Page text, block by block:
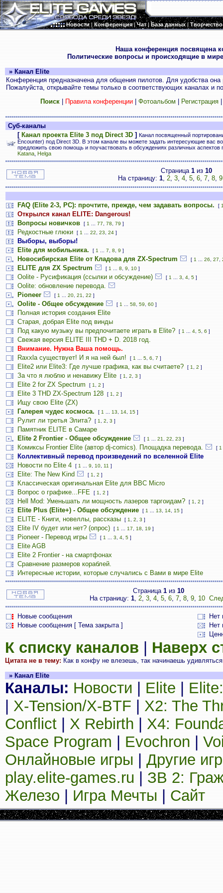
Новости|Конференция|Чат|База данных|Творчество
Наша конференция посвящена
Политические вопросы и происходящие в
» Канал Elite
Конференция предназначена для общения пилотов. Для удобства
Пожалуйста, открывайте темы только в соответствующих каналах и
Поиск| Правила конференции| Фотоальбом Регистрация
Суб-каналы
[ Канал проекта Elite 3 под Direct 3D ] Канал посвященный
Encounter) под Direct 3D. В этом канале вы можете задать интересующие вас
предложить свою помощь и поучаствовать в обсуждениях различных
Katana Helga
Страница 1 из 10
На страницу: 1, 2, 3, 4, 5, 6, 7, 8, 9
FAQ (Elite 2-3, PC): прочтите, прежде, чем задавать вопросы. [
Открылся канал ELITE: Dangerous!
Вопросы новичков
[ 1 77 78 79 ]
Редкостные глюки [ 1 22 23 24 ]
Выборы, выборы!
Elite для мобильника.
[ 1 7 8 9 ]
Новосибирская Elite от Кладова для ZX-Spectrum [ 1 26 27
ELITE для ZX Spectrum [ 1 8 9 10 ]
Oolite - Русификация (ссылки и обсуждение) [ 1 3 4 5 ]
Oolite: обновление перевода.
Pioneer
[ 1 20 21 22 ]
Oolite - Общее обсуждение [ 1 58 59 60 ]
Полная история создания Elite
Старая, добрая Elite под винды
Под какую музыку вы предпочитаете играть в Elite?
[ 1 4 5 6 ]
Свежая версия ELITE III THD + D. 2018 год.
Внимание. Нужна Ваша помощь.
Raxxla существует! И я на ней был!
[ 1 5 6 7 ]
Elite2 или Elite3: Где лучше графика, как вы считаете? [ 1 2 ]
За что я люблю и ненавижу Elite [ 1 2 3 ]
Elite 2 for ZX Spectrum [ 1 2 ]
Elite 3 THD ZX-Spectrum 128 [ 1 2 ]
Ищу свою Elite (ZX)
Галерея чудес космоса.
[ 1 13 14 15 ]
Рулит ли третья Элита? [ 1 2 3 ]
Памятник ELITE в Самаре
Elite 2 Frontier - Общее обсуждение
[ 1 21 22 23 ]
Комиксы Frontier Elite (автор dj-comics). Площадка перевода. [ 1
Коллективный перевод произведений по вселенной Elite
Новости по Elite 4
[ 1 9 10 11 ]
Elite: The New Kind [ 1 2 ]
Классическая оригинальная Elite для BBC Micro
Вопрос о графике...FFE
[ 1 2 ]
Hell Mod: Уменьшать ли мощность лазеров таргоидам? [ 1 2 ]
Elite Plus (Elite+) - Общее обсуждение [ 1 13 14 15 ]
ELITE - Книги, новеллы, рассказы [ 1 2 3 ]
Elite IV будет или нет? (опрос) [ 1 17 18 19 ]
Pioneer - Перевод игры [ 1 3 4 5 ]
Elite AGB
Elite 2 Frontier - на смартфонах
Сравнение размеров кораблей.
Интересные истории, которые случались с Вами в мире Elite
Страница 1из 10
На страницу: 1, 2, 3, 4, 5, 6, 7, 8, 9, 10
Новые сообщения
Нет
Новые сообщения [ Тема закрыта ]
Нет
К списку каналов Наверх
Цитата не в тему: Как в конфу не влезешь, так начинаешь
» Канал Elite
Каналы: Новости Elite
X-Tension/X-BTF
X2: The
Conflict
X Rebirth
X4:
Space Program
Evochron
Онлайновые игры
Другие
play.elite-games.ru
ЗВ 2:
Железо
Игра Мечты Сайт